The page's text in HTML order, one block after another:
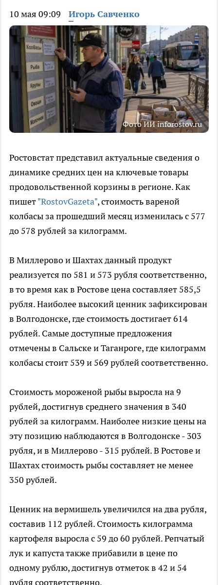
10 мая 09:09 Игорь Савченко
Фото ИИ inforostov.ru
Ростовстат представил актуальные сведения о
динамике средних цен на ключевые товары
продовольственной корзины в регионе. Как
пишет"RostovGazeta", стоимость вареной
колбасы за прошедший месяц изменилась с 577
до 578 рублей за килограмм.
В Миллерово и Шахтах данный продукт
реализуется по 581 и 573 рубля соответственно,
в то время как в Ростове цена составляет 585,5
рубля. Наиболее высокий ценник зафиксирован
в Волгодонске, где стоимость достигает 614
рублей. Самые доступные предложения
отмечены в Сальске и Таганроге, где килограмм
колбасы стоит 539 и 569 рублей соответственно.
Стоимость мороженой рыбы выросла на 9
рублей, достигнув среднего значения в 340
рублей за килограмм. Наиболее низкие цены на
эту позицию наблюдаются в Волгодонске - 303
рубля, и в Миллерово - 315 рублей. В Ростове и
Шахтах стоимость рыбы составляет не менее
350 рублей.
Ценник на вермишель увеличился на два рубля,
составив 112 рублей. Стоимость килограмма
картофеля выросла с 59 до 60 рублей. Репчатый
лук и капуста также прибавили в цене по
одному рублю, достигнув отметок в 42 и 54
рубля соответственно.